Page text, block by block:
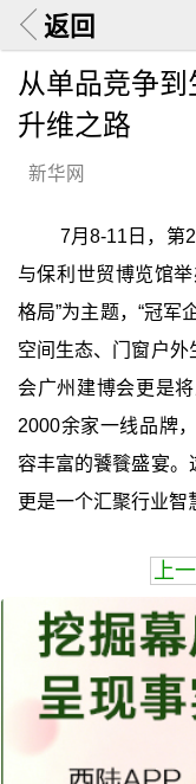
返回
从单品竞争
升维之路
新华网
7月8-11日，第
与保利世贸博览馆
格局”为主题，“冠军
空间生态、门窗户
会广州建博会更是
2000余家一线品牌
容丰富的饕餮盛宴。
更是一个汇聚行业智
上